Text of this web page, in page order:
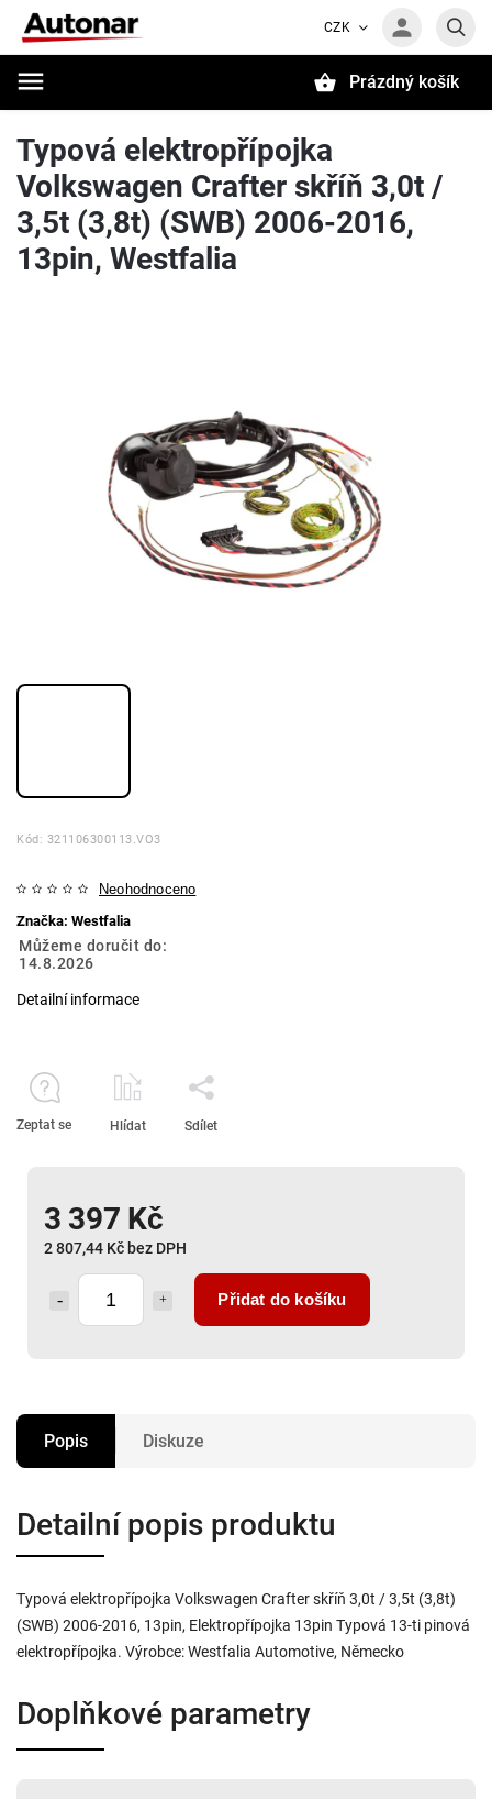
CZK
Prázdný košík
Typová elektropřípojka
Volkswagen Crafter skříň 3,0t /
3,5t (3,8t) (SWB) 2006-2016,
13pin, Westfalia
Kód: 321106300113.VO3
Neohodnoceno
Značka: Westfalia
3 397 Kč
2 807,44 Kč bez DPH
Přidat do košíku
Můžeme doručit do:
14.8.2026
Detailní informace
Zeptat se Hlídat Sdílet
Popis Diskuze
Detailní popis produktu
Typová elektropřípojka Volkswagen Crafter skříň 3,0t / 3,5t (3,8t)
(SWB) 2006-2016, 13pin, Elektropřípojka 13pin Typová 13-ti pinová
elektropřípojka. Výrobce: Westfalia Automotive, Německo
Doplňkové parametry